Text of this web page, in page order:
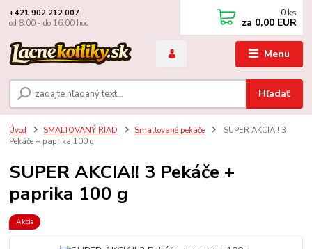
Menu
Hľadať
+421 902 212 007
od 8:00 - do 16:00 hod
0 ks
za 0,00 EUR
Úvod SMALTOVANÝ RIAD Smaltované pekáče
SUPER AKCIA!! 3
Pekáče + paprika 100 g
SUPER AKCIA!! 3 Pekáče +
paprika 100 g
Akcia